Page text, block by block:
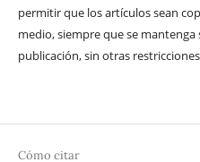
permitir que los artículos sean
medio, siempre que se
publicación, sin otras
Cómo citar